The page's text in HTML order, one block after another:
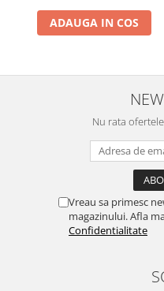
ADAUGA IN COS
Nu rata
Vreau sa primesc
magazinului. Afla
Confidentialitate